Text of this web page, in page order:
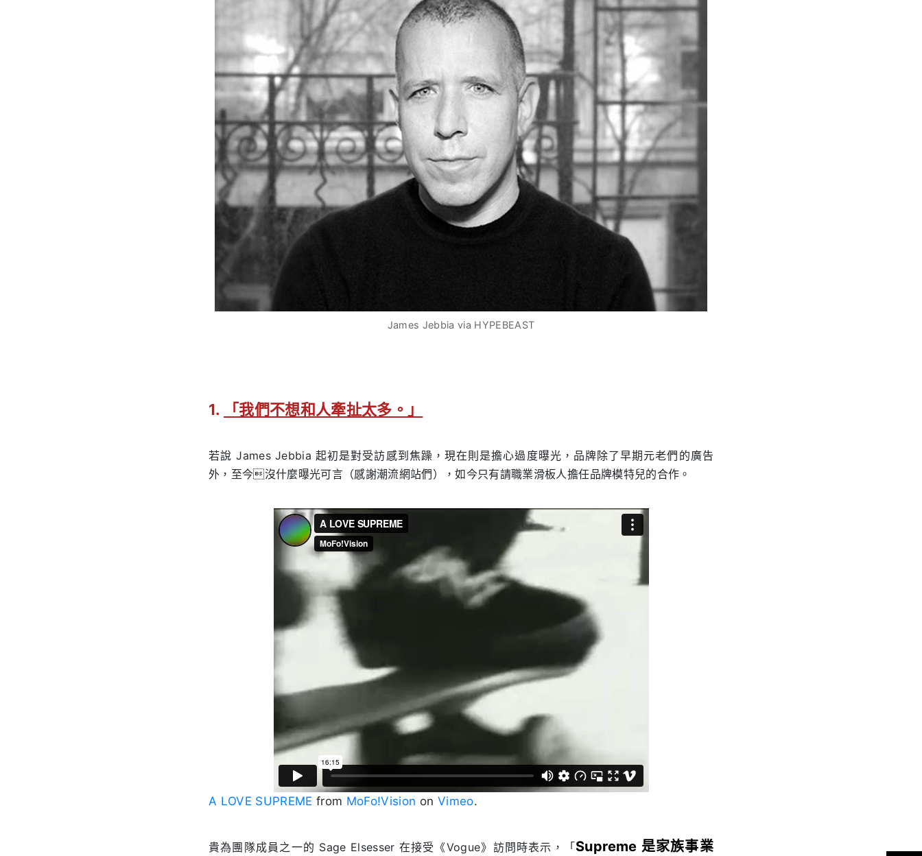
James Jebbia via HYPEBEAST
1. 「我們不想和人牽扯太多。」
若說 James Jebbia 起初是對受訪感到焦躁，現在則是擔心過度曝光，品牌除了早期元老們的廣告
外，至今沒什麼曝光可言（感謝潮流網站們），如今只有請職業滑板人擔任品牌模特兒的合作。
A LOVE SUPREME from MoFo!Vision on Vimeo.
貴為團隊成員之一的 Sage Elsesser 在接受《Vogue》訪問時表示，「Supreme 是家族事業